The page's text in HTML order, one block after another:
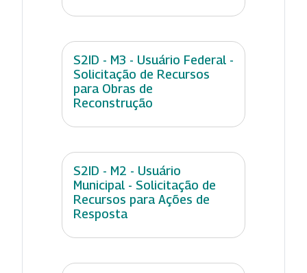
S2ID - M3 - Usuário Federal -
Solicitação de Recursos
para Obras de
Reconstrução
S2ID - M2 - Usuário
Municipal - Solicitação de
Recursos para Ações de
Resposta